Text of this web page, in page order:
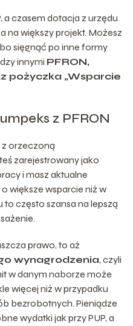
a czasem dotacja z urzędu
na większy projekt. Możesz
sięgnąć po inne formy
innymi PFRON,
pożyczka „Wsparcie
z PFRON
z orzeczoną
zarejestrowany jako
i masz aktualne
większe wsparcie niż w
to często szansa na lepszą
prawo, to aż
wynagrodzenia, czyli
w danym naborze może
więcej niż w przypadku
bezrobotnych. Pieniądze
wydatki jak przy PUP, a